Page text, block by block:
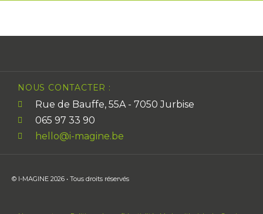
NOUS CONTACTER :
Rue de Bauffe, 55A - 7050 Jurbise
065 97 33 90
hello@i-magine.be
© I-MAGINE 2026 • Tous droits réservés